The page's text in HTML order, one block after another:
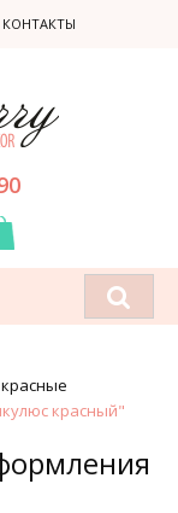
КОНТАКТЫ
красные
красный"